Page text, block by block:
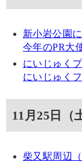
新小岩公園
今年のPR大
にいじゅく
にいじゅく
11月25日（
柴又駅周辺